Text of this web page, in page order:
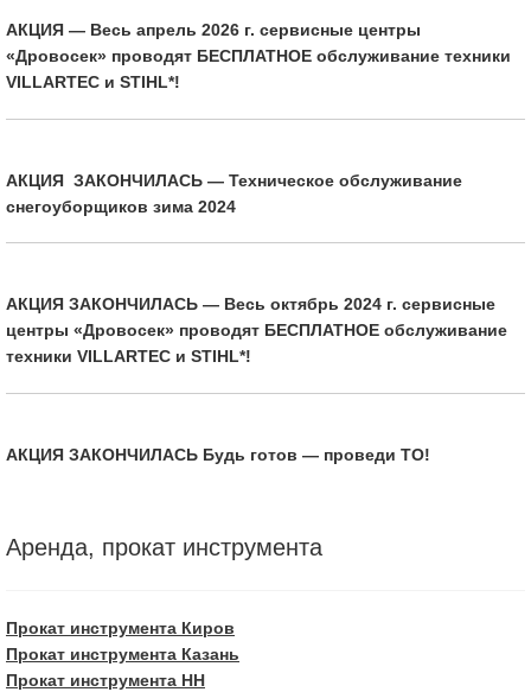
АКЦИЯ — Весь апрель 2026 г. сервисные центры
«Дровосек» проводят БЕСПЛАТНОЕ обслуживание техники
VILLARTEC и STIHL*!
АКЦИЯ ЗАКОНЧИЛАСЬ — Техническое обслуживание
снегоуборщиков зима 2024
АКЦИЯ ЗАКОНЧИЛАСЬ — Весь октябрь 2024 г. сервисные
центры «Дровосек» проводят БЕСПЛАТНОЕ обслуживание
техники VILLARTEC и STIHL*!
АКЦИЯ ЗАКОНЧИЛАСЬ Будь готов — проведи ТО!
Аренда, прокат инструмента
Прокат инструмента Киров
Прокат инструмента Казань
Прокат инструмента НН